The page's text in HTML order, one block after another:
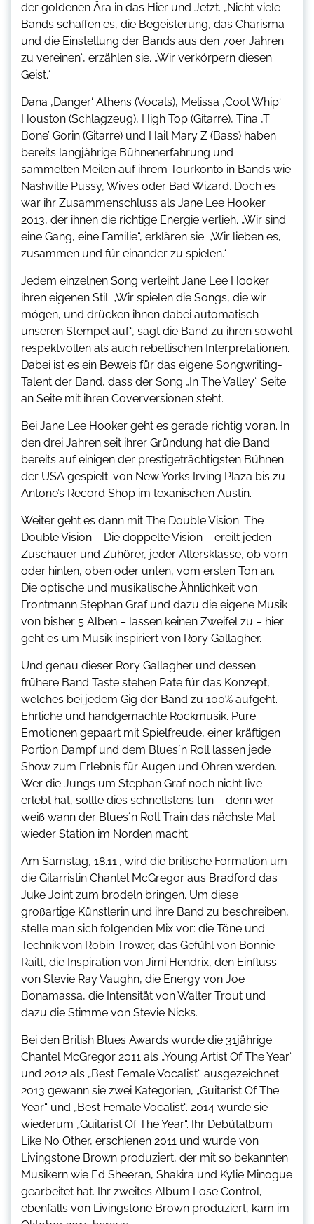
der goldenen Ära in das Hier und Jetzt. „Nicht viele
Bands schaffen es, die Begeisterung, das Charisma
und die Einstellung der Bands aus den 70er Jahren
zu vereinen“, erzählen sie. „Wir verkörpern diesen
Geist.“
Dana ‚Danger‘ Athens (Vocals), Melissa ‚Cool Whip‘
Houston (Schlagzeug), High Top (Gitarre), Tina ‚T
Bone’ Gorin (Gitarre) und Hail Mary Z (Bass) haben
bereits langjährige Bühnenerfahrung und
sammelten Meilen auf ihrem Tourkonto in Bands wie
Nashville Pussy, Wives oder Bad Wizard. Doch es
war ihr Zusammenschluss als Jane Lee Hooker
2013, der ihnen die richtige Energie verlieh. „Wir sind
eine Gang, eine Familie“, erklären sie. „Wir lieben es,
zusammen und für einander zu spielen.“
Jedem einzelnen Song verleiht Jane Lee Hooker
ihren eigenen Stil: „Wir spielen die Songs, die wir
mögen, und drücken ihnen dabei automatisch
unseren Stempel auf“, sagt die Band zu ihren sowohl
respektvollen als auch rebellischen Interpretationen.
Dabei ist es ein Beweis für das eigene Songwriting-
Talent der Band, dass der Song „In The Valley“ Seite
an Seite mit ihren Coverversionen steht.
Bei Jane Lee Hooker geht es gerade richtig voran. In
den drei Jahren seit ihrer Gründung hat die Band
bereits auf einigen der prestigeträchtigsten Bühnen
der USA gespielt: von New Yorks Irving Plaza bis zu
Antone’s Record Shop im texanischen Austin.
Weiter geht es dann mit The Double Vision. The
Double Vision – Die doppelte Vision – ereilt jeden
Zuschauer und Zuhörer, jeder Altersklasse, ob vorn
oder hinten, oben oder unten, vom ersten Ton an.
Die optische und musikalische Ähnlichkeit von
Frontmann Stephan Graf und dazu die eigene Musik
von bisher 5 Alben – lassen keinen Zweifel zu – hier
geht es um Musik inspiriert von Rory Gallagher.
Und genau dieser Rory Gallagher und dessen
frühere Band Taste stehen Pate für das Konzept,
welches bei jedem Gig der Band zu 100% aufgeht.
Ehrliche und handgemachte Rockmusik. Pure
Emotionen gepaart mit Spielfreude, einer kräftigen
Portion Dampf und dem Blues´n Roll lassen jede
Show zum Erlebnis für Augen und Ohren werden.
Wer die Jungs um Stephan Graf noch nicht live
erlebt hat, sollte dies schnellstens tun – denn wer
weiß wann der Blues´n Roll Train das nächste Mal
wieder Station im Norden macht.
Am Samstag, 18.11., wird die britische Formation um
die Gitarristin Chantel McGregor aus Bradford das
Juke Joint zum brodeln bringen. Um diese
großartige Künstlerin und ihre Band zu beschreiben,
stelle man sich folgenden Mix vor: die Töne und
Technik von Robin Trower, das Gefühl von Bonnie
Raitt, die Inspiration von Jimi Hendrix, den Einfluss
von Stevie Ray Vaughn, die Energy von Joe
Bonamassa, die Intensität von Walter Trout und
dazu die Stimme von Stevie Nicks.
Bei den British Blues Awards wurde die 31jährige
Chantel McGregor 2011 als „Young Artist Of The Year“
und 2012 als „Best Female Vocalist“ ausgezeichnet.
2013 gewann sie zwei Kategorien, „Guitarist Of The
Year“ und „Best Female Vocalist“. 2014 wurde sie
wiederum „Guitarist Of The Year“. Ihr Debütalbum
Like No Other, erschienen 2011 und wurde von
Livingstone Brown produziert, der mit so bekannten
Musikern wie Ed Sheeran, Shakira und Kylie Minogue
gearbeitet hat. Ihr zweites Album Lose Control,
ebenfalls von Livingstone Brown produziert, kam im